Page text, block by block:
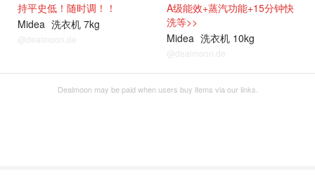
持平史低！随时调！！
Midea 洗衣机 7kg
@dealmoon.de
A级能效+蒸汽功能+15分钟快
洗等>>
Midea 洗衣机 10kg
@dealmoon.de
Dealmoon may be paid when users buy items via our links.